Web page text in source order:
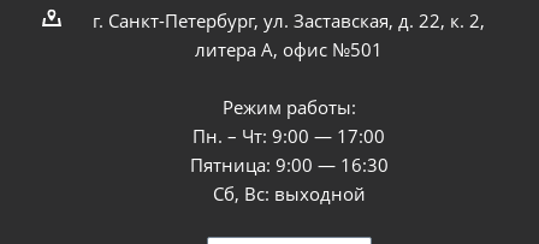
г. Санкт-Петербург, ул. Заставская, д. 22, к. 2,
литера А, офис №501
Режим работы:
Пн. – Чт: 9:00 — 17:00
Пятница: 9:00 — 16:30
Сб, Вс: выходной